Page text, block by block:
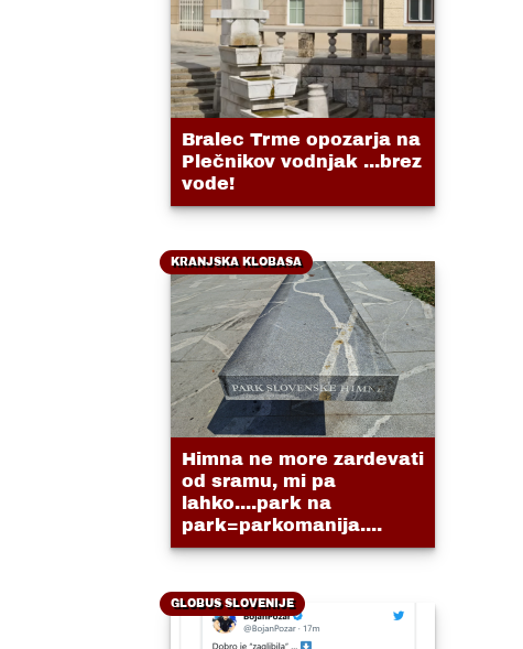
Bralec Trme opozarja na
Plečnikov vodnjak ...brez
vode!
KRANJSKA KLOBASA
Himna ne more zardevati
od sramu, mi pa
lahko....park na
park=parkomanija....
GLOBUS SLOVENIJE